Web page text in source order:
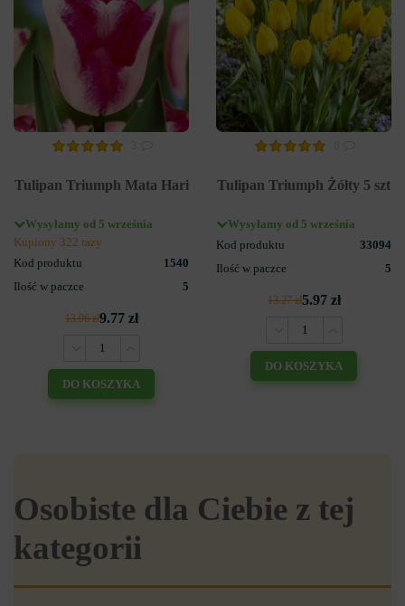
Tulipan Triumph Mata Hari
Wysyłamy od 5 września
Kupiony 322 razy
Kod produktu
1540
Ilość w paczce
5
13.96 zł9.77 zł
DO KOSZYKA
Tulipan Triumph Żółty 5 szt
Wysyłamy od 5 września
Kod produktu
33094
Ilość w paczce
5
13.27 zł5.97 zł
DO KOSZYKA
Osobiste dla Ciebie z tej
kategorii